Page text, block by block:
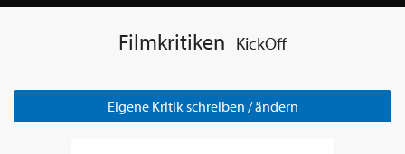
Filmkritiken KickOff
Eigene Kritik schreiben / ändern